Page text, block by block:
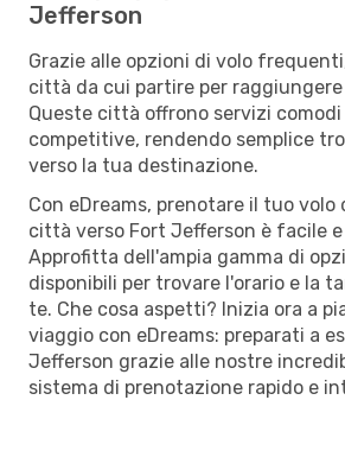
Jefferson
Grazie alle opzioni di volo
città da cui partire per
Queste città offrono servizi
competitive, rendendo semplice
verso la tua destinazione.
Con eDreams, prenotare il tuo
città verso Fort Jefferson è facile e
Approfitta dell'ampia gamma di
disponibili per trovare l'orario e la
te. Che cosa aspetti? Inizia ora a
viaggio con eDreams: preparati a
Jefferson grazie alle nostre
sistema di prenotazione rapido e